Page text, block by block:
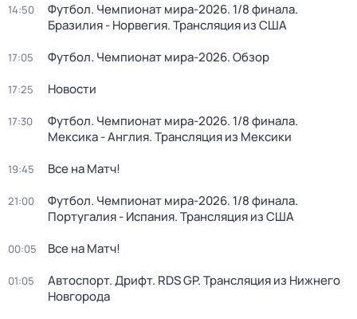
14:50
Футбол. Чемпионат мира-2026. 1/8 финала.
Бразилия - Норвегия. Трансляция из США
17:05 Футбол. Чемпионат мира-2026. Обзор
17:25 Новости
17:30
Футбол. Чемпионат мира-2026. 1/8 финала.
Мексика - Англия. Трансляция из Мексики
19:45 Все на Матч!
21:00
Футбол. Чемпионат мира-2026. 1/8 финала.
Португалия - Испания. Трансляция из США
00:05 Все на Матч!
01:05
Автоспорт. Дрифт. RDS GP. Трансляция из Нижнего
Новгорода